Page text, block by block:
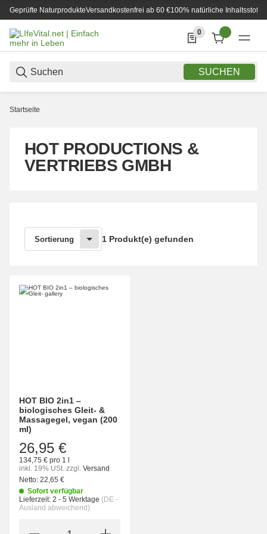
Geprüfte NaturprodukteVersandkostenfrei ab 60 €100% natürliche Inhaltsstoffe
SUCHEN
0
0 Produkte in der
Startseite
HOT PRODUCTIONS &
VERTRIEBS GMBH
Sortierung 1 Produkt(e) gefunden
HOT BIO 2in1 –
biologisches Gleit- &
Massagegel, vegan (200
ml)
26,95 €
134,75 € pro 1 l
inkl. 19% USt. zzgl. Versand
Netto: 22,65 €
Sofort verfügbar
Lieferzeit: 2 - 5 Werktage (DE -
Ausland abweichend)